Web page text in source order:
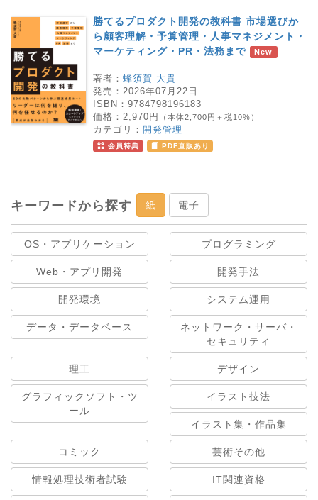
勝てるプロダクト開発の教科書 市場選びか
ら顧客理解・予算管理・人事マネジメント・
マーケティング・PR・法務まで
New
著者： 蜂須賀 大貴
発売： 2026年07月22日
ISBN： 9784798196183
価格： 2,970円 （本体2,700円＋税10%）
カテゴリ： 開発管理
会員特典 PDF直販あり
キーワードから探す 紙 電子
OS・アプリケーション プログラミング
Web・アプリ開発 開発手法
開発環境 システム運用
データ・データベース
ネットワーク・サーバ・
セキュリティ
理工 デザイン
グラフィックソフト・ツ
ール
イラスト技法
イラスト集・作品集
コミック 芸術その他
情報処理技術者試験 IT関連資格